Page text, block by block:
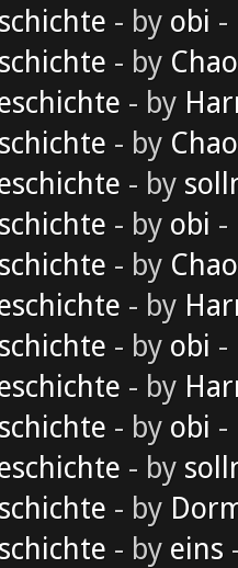
- by obi -
- by
- by
- by
- by
- by obi -
- by
- by
- by obi -
- by
- by obi -
- by
- by
- by eins